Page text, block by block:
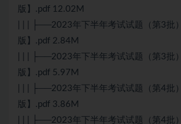
版】.pdf 12.02M
| | | ├──2023年下半年考试试题（第3批
版】.pdf 2.84M
| | | ├──2023年下半年考试试题（第3批
版】.pdf 5.97M
| | | ├──2023年下半年考试试题（第4批
版】.pdf 3.86M
| | | ├──2023年下半年考试试题（第4批